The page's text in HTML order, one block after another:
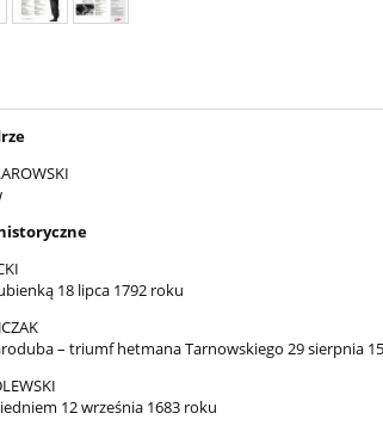
18 lipca 1792 roku
– triumf hetmana Tarnowskiego 29 sierpnia
12 września 1683 roku